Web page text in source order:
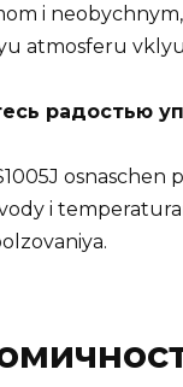
i
atmosferu
радостью
i